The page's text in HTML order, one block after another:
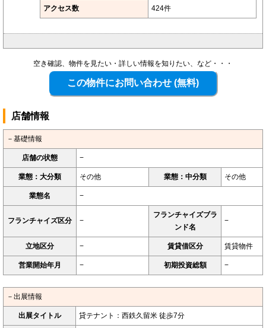
アクセス数 424件
空き確認、物件を見たい・詳しい情報を知りたい、など・・・
店舗情報
－基礎情報
店舗の状態 −
業態：大分類 その他 業態：中分類 その他
業態名 −
フランチャイズ区分 −
フランチャイズブラ
ンド名
−
立地区分 − 賃貸借区分 賃貸物件
営業開始年月 − 初期投資総額 −
－出展情報
出展タイトル 貸テナント：西鉄久留米 徒歩7分